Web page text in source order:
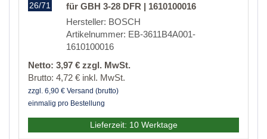
26/71
für GBH 3-28 DFR | 1610100016
Hersteller: BOSCH
Artikelnummer: EB-3611B4A001-
1610100016
Netto: 3,97 € zzgl. MwSt.
Brutto: 4,72 € inkl. MwSt.
zzgl. 6,90 € Versand (brutto)
einmalig pro Bestellung
Lieferzeit: 10 Werktage